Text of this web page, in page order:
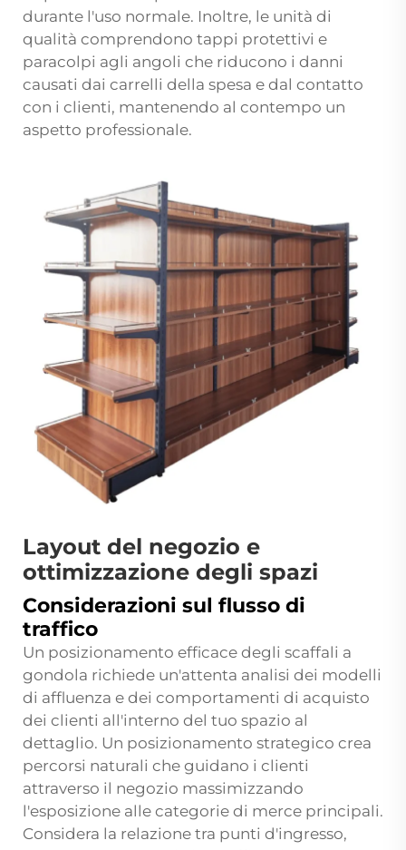
durante l'uso normale. Inoltre, le unità di
qualità comprendono tappi protettivi e
paracolpi agli angoli che riducono i danni
causati dai carrelli della spesa e dal contatto
con i clienti, mantenendo al contempo un
aspetto professionale.
Layout del negozio e
ottimizzazione degli spazi
Considerazioni sul flusso di
traffico
Un posizionamento efficace degli scaffali a
gondola richiede un'attenta analisi dei modelli
di affluenza e dei comportamenti di acquisto
dei clienti all'interno del tuo spazio al
dettaglio. Un posizionamento strategico crea
percorsi naturali che guidano i clienti
attraverso il negozio massimizzando
l'esposizione alle categorie di merce principali.
Considera la relazione tra punti d'ingresso,